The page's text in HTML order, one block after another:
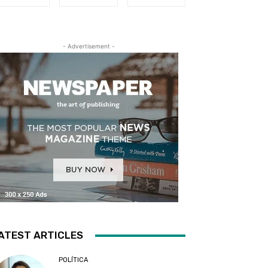
- Advertisement -
ARTICLES
POLÍTICA